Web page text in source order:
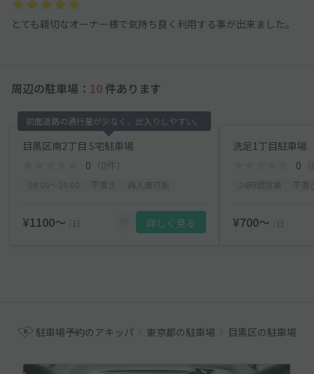
とても親切なオーナー様で気持ち良く利用する事が出来ました。
周辺の駐車場： 10 件あります
前面道路の通行量が少なく、出入りしやすい。
目黒区南2丁目 S宅駐車場
0 （0件）
¥1100〜 /日 詳しく見る
洗足1丁目駐車場
0
¥700〜 /日
駐車場予約のアキッパ 東京都の駐車場 目黒区の駐車場